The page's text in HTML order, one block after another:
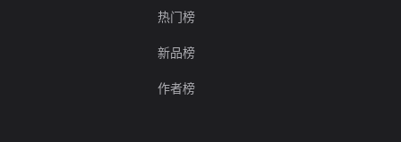
热门榜
新品榜
作者榜